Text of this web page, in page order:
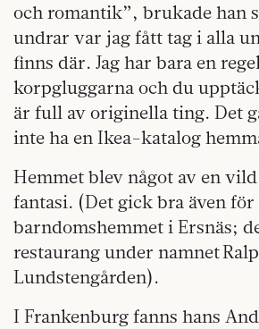
och romantik”, brukade han
undrar var jag fått tag i alla
finns där. Jag har bara en
korpgluggarna och du
är full av originella ting. Det
inte ha en Ikea-katalog
Hemmet blev något av en
fantasi. (Det gick bra även för
barndomshemmet i Ersnäs;
restaurang under namnet
Lundstengården).
I Frankenburg fanns hans